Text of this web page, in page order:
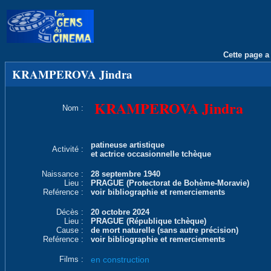
Cette page
KRAMPEROVA Jindra
Nom : KRAMPEROVA Jindra
Activité :
patineuse artistique
et actrice occasionnelle tchèque
Naissance :
28 septembre 1940
Lieu :
PRAGUE (Protectorat de Bohème-Moravie)
Reférence :
voir bibliographie et remerciements
Décès :
20 octobre 2024
Lieu :
PRAGUE (République tchèque)
Cause :
de mort naturelle (sans autre précision)
Reférence :
voir bibliographie et remerciements
Films : en construction